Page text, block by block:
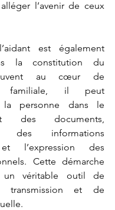
l’avenir de ceux
est également
la constitution du
au cœur de
familiale, il peut
la personne dans le
des documents,
des informations
l’expression des
Cette démarche
un véritable outil de
transmission et de